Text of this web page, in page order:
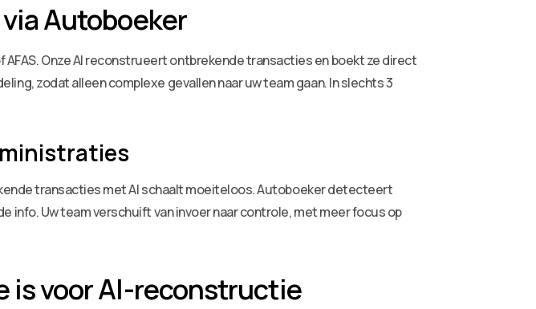
Autoboeker
Onze AI reconstrueert ontbrekende transacties en boekt ze direct
zodat alleen complexe gevallen naar uw team gaan. In slechts 3
transacties met AI schaalt moeiteloos. Autoboeker detecteert
Uw team verschuift van invoer naar controle, met meer focus op
is voor AI-reconstructie